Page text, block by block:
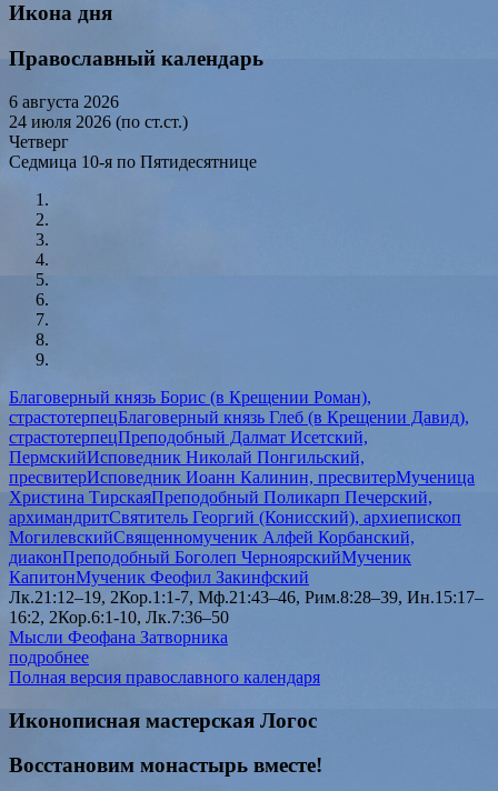
Икона дня
Православный календарь
6 августа 2026
24 июля 2026 (по ст.ст.)
Четверг
Седмица 10-я по Пятидесятнице
Благоверный князь Борис (в Крещении Роман),
страстотерпецБлаговерный князь Глеб (в Крещении Давид),
страстотерпецПреподобный Далмат Исетский,
ПермскийИсповедник Николай Понгильский,
пресвитерИсповедник Иоанн Калинин, пресвитерМученица
Христина ТирскаяПреподобный Поликарп Печерский,
архимандритСвятитель Георгий (Конисский), архиепископ
МогилевскийСвященномученик Алфей Корбанский,
диаконПреподобный Боголеп ЧерноярскийМученик
КапитонМученик Феофил Закинфский
Лк.21:12–19, 2Кор.1:1-7, Мф.21:43–46, Рим.8:28–39, Ин.15:17–
16:2, 2Кор.6:1-10, Лк.7:36–50
Мысли Феофана Затворника
подробнее
Полная версия православного календаря
Иконописная мастерская Логос
Восстановим монастырь вместе!